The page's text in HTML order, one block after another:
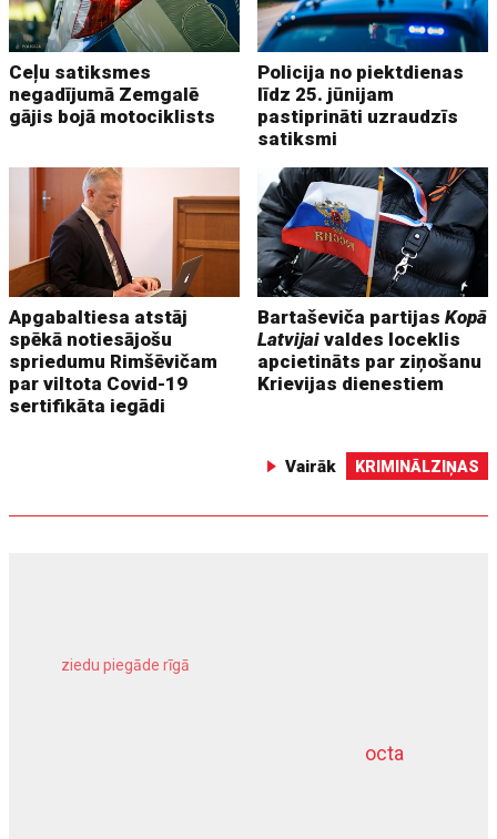
Ceļu satiksmes
negadījumā Zemgalē
gājis bojā motociklists
Policija no piektdienas
līdz 25. jūnijam
pastiprināti uzraudzīs
satiksmi
Apgabaltiesa atstāj
spēkā notiesājošu
spriedumu Rimšēvičam
par viltota Covid-19
sertifikāta iegādi
Bartaševiča partijasKopā
Latvijai valdes loceklis
apcietināts par ziņošanu
Krievijas dienestiem
Vairāk KRIMINĀLZIŅAS
octa
ziedu piegāde rīgā
dziļurbums